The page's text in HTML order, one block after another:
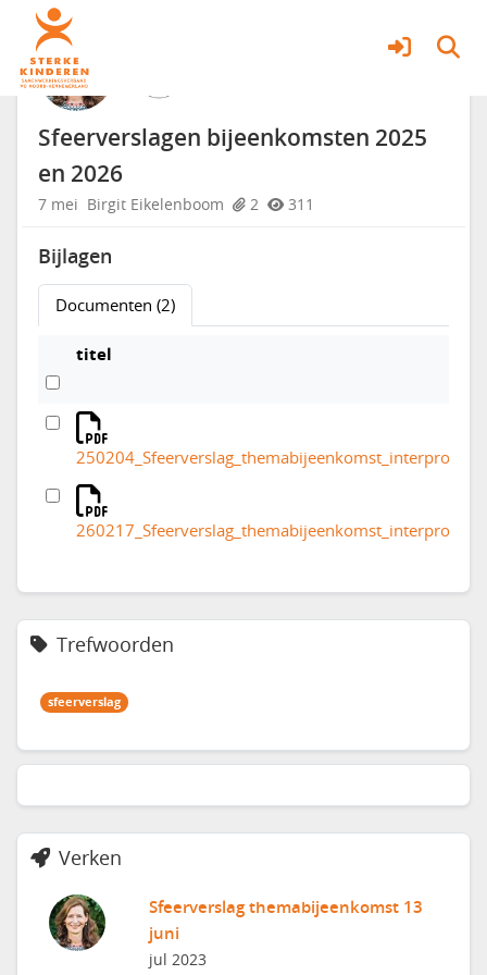
Sfeerverslagen bijeenkomsten 2025
en 2026
7 mei Birgit Eikelenboom 2 311
Bijlagen
Documenten (2)
titel
Trefwoorden
sfeerverslag
Verken
Sfeerverslag themabijeenkomst 13
juni
jul 2023